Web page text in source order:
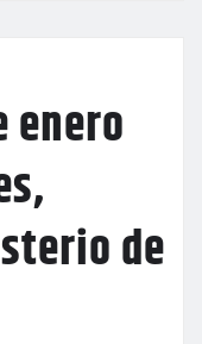
enero
de